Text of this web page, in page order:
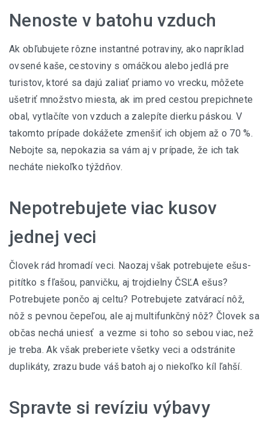
Nenoste v batohu vzduch
Ak obľubujete rôzne instantné potraviny, ako napríklad
ovsené kaše, cestoviny s omáčkou alebo jedlá pre
turistov, ktoré sa dajú zaliať priamo vo vrecku, môžete
ušetriť množstvo miesta, ak im pred cestou prepichnete
obal, vytlačíte von vzduch a zalepíte dierku páskou. V
takomto prípade dokážete zmenšiť ich objem až o 70 %.
Nebojte sa, nepokazia sa vám aj v prípade, že ich tak
necháte niekoľko týždňov.
Nepotrebujete viac kusov
jednej veci
Človek rád hromadí veci. Naozaj však potrebujete ešus-
pitítko s fľašou, panvičku, aj trojdielny ČSĽA ešus?
Potrebujete pončo aj celtu? Potrebujete zatvárací nôž,
nôž s pevnou čepeľou, ale aj multifunkčný nôž? Človek sa
občas nechá uniesť a vezme si toho so sebou viac, než
je treba. Ak však preberiete všetky veci a odstránite
duplikáty, zrazu bude váš batoh aj o niekoľko kíl ľahší.
Spravte si revíziu výbavy